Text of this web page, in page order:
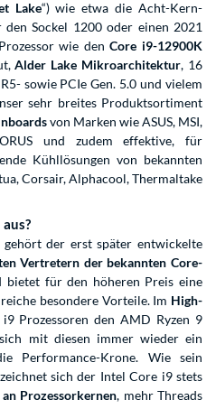
Lake“) wie etwa die Acht-Kern-
Sockel 1200 oder einen 2021
Prozessor wie denCore i9-12900K
Alder Lake Mikroarchitektur, 16
sowie PCIe Gen. 5.0 und vielem
sehr breites Produktsortiment
von Marken wie ASUS, MSI,
und zudem effektive, für
Kühllösungen von bekannten
Corsair, Alphacool, Thermaltake
der erst später entwickelte
Vertretern der bekannten Core-
bietet für den höheren Preis eine
besondere Vorteile. Im High-
Prozessoren den AMD Ryzen 9
mit diesen immer wieder ein
Performance-Krone. Wie sein
sich der Intel Core i9 stets
Prozessorkernen, mehr Threads